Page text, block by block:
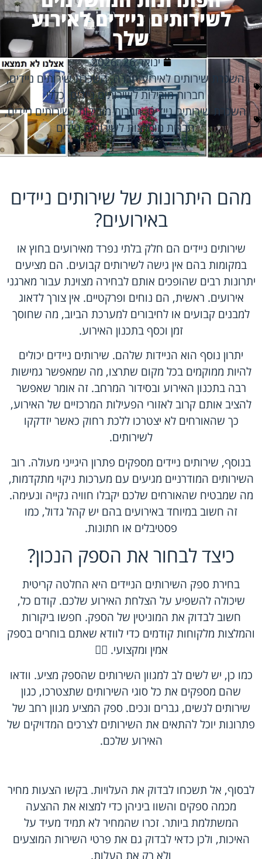
לשירותים ניידים לאירוע
שלך
ינואר 26, 2026
השכרת שירותים לאירוע חברה,השכרת שירותים ניידים,
חברות מובילות לשירותים ניידים,כללי
השכרת שירותים ניידים,חברות מובילות לשירותים ניידים,
חברות מומלצות לשירותים ניידים
מהם היתרונות של שירותים ניידים
באירועים?
שירותים ניידים הם חלק בלתי נפרד מאירועים בחוץ או
במקומות בהם אין גישה לשירותים קבועים. הם מציעים
יתרונות רבים שהופכים אותם לבחירה מצוינת עבור מארגני
אירועים. ראשית, הם נוחים ופרקטיים. אין צורך לדאוג
למבנים קבועים או לחיבורים למערכת הביוב, מה שחוסך
זמן וכסף בתכנון האירוע.
יתרון נוסף הוא הניידות שלהם. שירותים ניידים יכולים
להיות ממוקמים בכל מקום שתרצו, מה שמאפשר גמישות
רבה בתכנון האירוע ובסידור המרחב. זה אומר שאפשר
להציב אותם קרוב לאזורי הפעילות המרכזיים של האירוע,
כך שהאורחים לא יצטרכו ללכת רחוק כאשר יזדקקו
לשירותים.
בנוסף, שירותים ניידים מספקים פתרון היגייני מעולה. רוב
השירותים המודרניים מגיעים עם מערכות ניקוי מתקדמות,
מה שמבטיח שהאורחים שלכם יקבלו חוויה נקייה ונעימה.
זה חשוב במיוחד באירועים בהם יש קהל גדול, כמו
פסטיבלים או חתונות.
כיצד לבחור את הספק הנכון?
בחירת ספק השירותים הניידים היא החלטה קריטית
שיכולה להשפיע על הצלחת האירוע שלכם. קודם כל,
חשוב לבדוק את המוניטין של הספק. חפשו ביקורות
והמלצות מלקוחות קודמים כדי לוודא שאתם בוחרים בספק
אמין ומקצועי. 🕵️‍♀️
כמו כן, יש לשים לב למגוון השירותים שהספק מציע. וודאו
שהם מספקים את כל סוגי השירותים שתצטרכו, כגון
שירותים לנשים, גברים ונכים. ספק המציע מגוון רחב של
פתרונות יוכל להתאים את השירותים לצרכים המדויקים של
האירוע שלכם.
לבסוף, אל תשכחו לבדוק את העלויות. בקשו הצעות מחיר
מכמה ספקים והשוו ביניהן כדי למצוא את ההצעה
המשתלמת ביותר. זכרו שהמחיר לא תמיד מעיד על
האיכות, ולכן כדאי לבדוק גם את פרטי השירות המוצעים
ולא רק את העלות.